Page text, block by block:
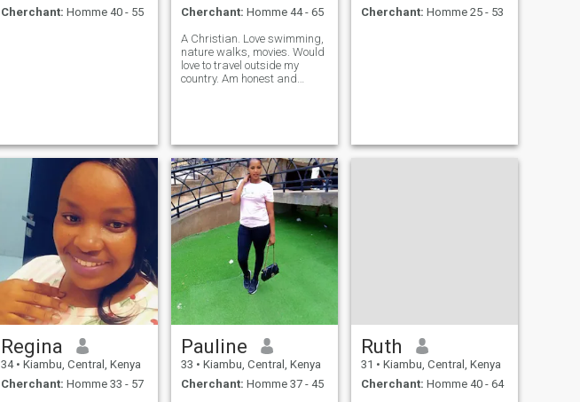
Cherchant: Homme 40 - 55
Cherchant: Homme 44 - 65
A Christian. Love swimming,
nature walks, movies. Would
love to travel outside my
country. Am honest and
Cherchant: Homme 25 - 53
Regina
34 • Kiambu, Central, Kenya
Cherchant: Homme 33 - 57
Pauline
33 • Kiambu, Central, Kenya
Cherchant: Homme 37 - 45
Ruth
31 • Kiambu, Central, Kenya
Cherchant: Homme 40 - 64